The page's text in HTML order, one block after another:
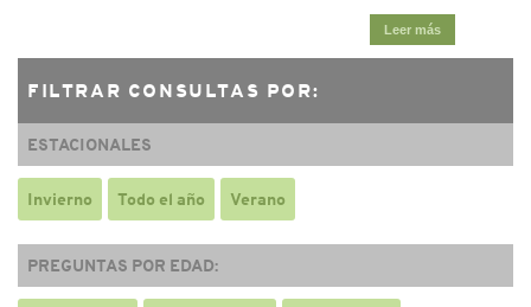
Leer más
FILTRAR CONSULTAS POR:
ESTACIONALES
Invierno Todo el año Verano
PREGUNTAS POR EDAD: